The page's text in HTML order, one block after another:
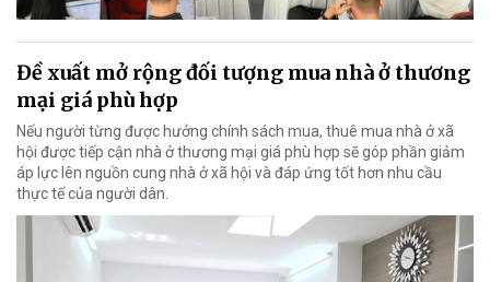
Đề xuất mở rộng đối tượng mua nhà ở thương
mại giá phù hợp
Nếu người từng được hưởng chính sách mua, thuê mua nhà ở xã
hội được tiếp cận nhà ở thương mại giá phù hợp sẽ góp phần giảm
áp lực lên nguồn cung nhà ở xã hội và đáp ứng tốt hơn nhu cầu
thực tế của người dân.